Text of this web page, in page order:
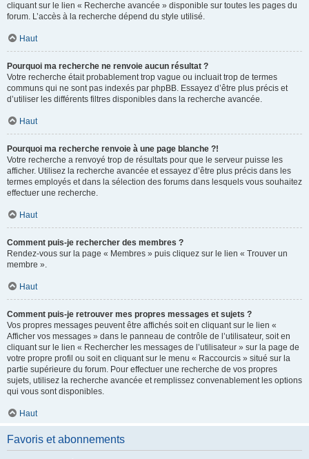
cliquant sur le lien « Recherche avancée » disponible sur toutes les pages du
forum. L’accès à la recherche dépend du style utilisé.
Haut
Pourquoi ma recherche ne renvoie aucun résultat ?
Votre recherche était probablement trop vague ou incluait trop de termes
communs qui ne sont pas indexés par phpBB. Essayez d’être plus précis et
d’utiliser les différents filtres disponibles dans la recherche avancée.
Haut
Pourquoi ma recherche renvoie à une page blanche ?!
Votre recherche a renvoyé trop de résultats pour que le serveur puisse les
afficher. Utilisez la recherche avancée et essayez d’être plus précis dans les
termes employés et dans la sélection des forums dans lesquels vous souhaitez
effectuer une recherche.
Haut
Comment puis-je rechercher des membres ?
Rendez-vous sur la page « Membres » puis cliquez sur le lien « Trouver un
membre ».
Haut
Comment puis-je retrouver mes propres messages et sujets ?
Vos propres messages peuvent être affichés soit en cliquant sur le lien «
Afficher vos messages » dans le panneau de contrôle de l’utilisateur, soit en
cliquant sur le lien « Rechercher les messages de l’utilisateur » sur la page de
votre propre profil ou soit en cliquant sur le menu « Raccourcis » situé sur la
partie supérieure du forum. Pour effectuer une recherche de vos propres
sujets, utilisez la recherche avancée et remplissez convenablement les options
qui vous sont disponibles.
Haut
Favoris et abonnements